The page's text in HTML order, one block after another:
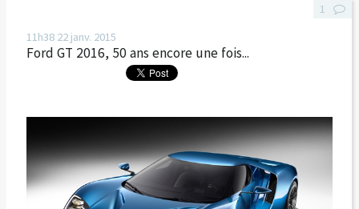
11h38 22 janv. 2015
Ford GT 2016, 50 ans encore une fois...
1